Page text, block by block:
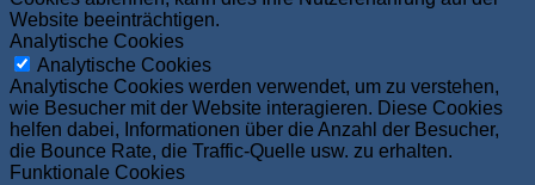
Website beeinträchtigen.
Analytische Cookies
Analytische Cookies
Analytische Cookies werden verwendet, um zu verstehen,
wie Besucher mit der Website interagieren. Diese Cookies
helfen dabei, Informationen über die Anzahl der Besucher,
die Bounce Rate, die Traffic-Quelle usw. zu erhalten.
Funktionale Cookies